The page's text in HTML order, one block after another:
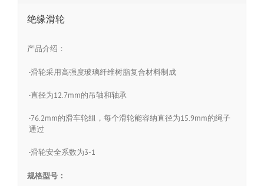
绝缘滑轮
产品介绍：
·滑轮采用高强度玻璃纤维树脂复合材料制成
·直径为12.7mm的吊轴和轴承
·76.2mm的滑车轮组，每个滑轮能容纳直径为15.9mm的绳子
通过
·滑轮安全系数为3-1
规格型号：